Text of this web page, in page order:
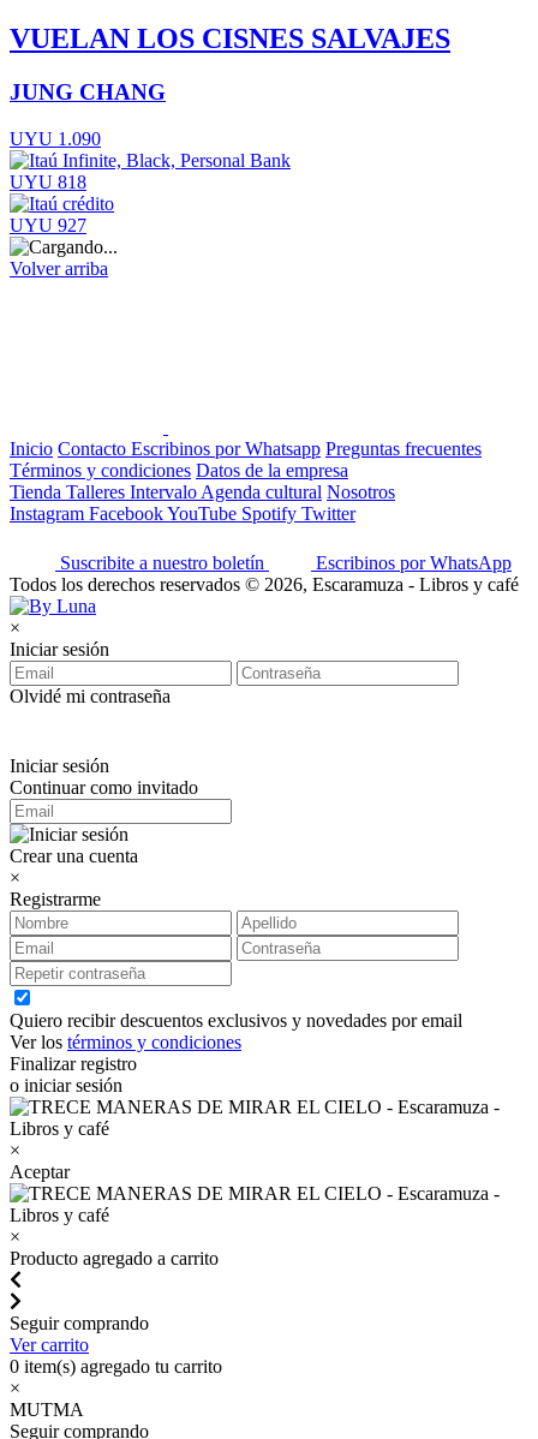
VUELAN LOS CISNES SALVAJES
JUNG CHANG
UYU 1.090
UYU 818
UYU 927
Volver arriba
Inicio Contacto Escribinos por Whatsapp Preguntas frecuentes
Términos y condiciones Datos de la empresa
Tienda Talleres Intervalo Agenda cultural Nosotros
Instagram FacebookYouTube Spotify Twitter
Suscribite a nuestro boletín
Escribinos por WhatsApp
Todos los derechos reservados © 2026, Escaramuza - Libros y café
×
Iniciar sesión
Olvidé mi contraseña
Iniciar sesión
Continuar como invitado
Crear una cuenta
×
Registrarme
Quiero recibir descuentos exclusivos y novedades por email
Ver los términos y condiciones
Finalizar registro
o iniciar sesión
×
Aceptar
×
Producto agregado a carrito
Seguir comprando
Ver carrito
0 item(s) agregado tu carrito
×
MUTMA
Seguir comprando